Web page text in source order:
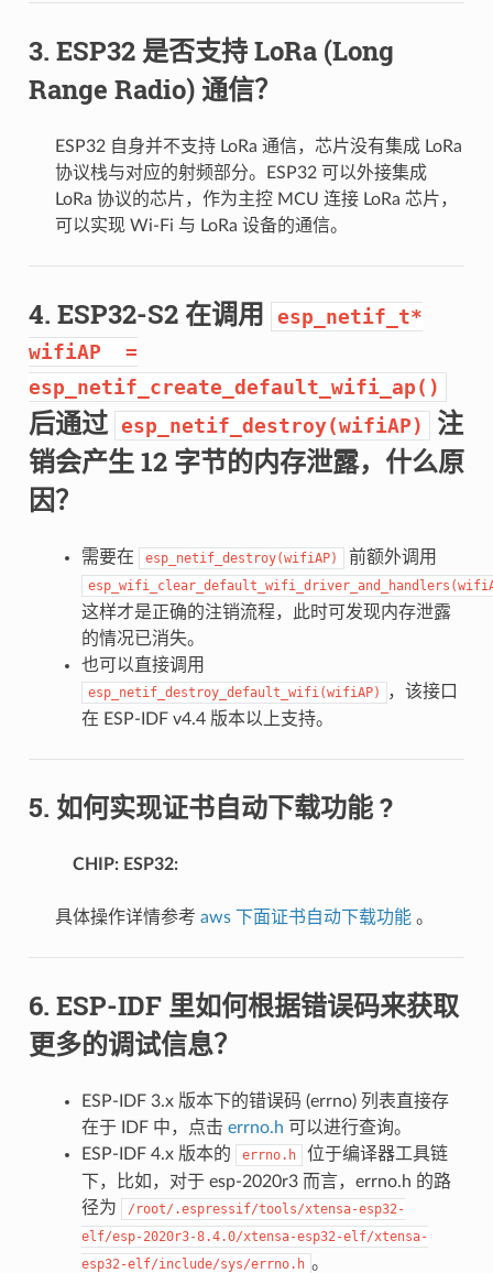
ESP32 是否支持 LoRa (Long
Range Radio) 通信？
ESP32 自身并不支持 LoRa 通信，芯片没有集成 LoRa
协议栈与对应的射频部分。ESP32 可以外接集成
LoRa 协议的芯⽚，作为主控 MCU 连接 LoRa 芯片，
可以实现 Wi-Fi 与 LoRa 设备的通信。
ESP32-S2 在调用
esp_netif_t*
wifiAP
=
esp_netif_create_default_wifi_ap()
后通过 esp_netif_destroy(wifiAP) 注
销会产生 12 字节的内存泄露，什么原
因？
需要在 esp_netif_destroy(wifiAP) 前额外调用
这样才是正确的注销流程，此时可发现内存泄露
的情况已消失。
也可以直接调用
esp_netif_destroy_default_wifi(wifiAP)
，该接口
在 ESP-IDF v4.4 版本以上支持。
如何实现证书自动下载功能 ?
CHIP: ESP32
具体操作详情参考 aws 下面证书自动下载功能。
ESP-IDF 里如何根据错误码来获取
更多的调试信息？
ESP-IDF 3.x 版本下的错误码 (errno) 列表直接存
在于 IDF 中，点击 errno.h 可以进行查询。
ESP-IDF 4.x 版本的
errno.h
位于编译器工具链
下，比如，对于 esp-2020r3 而言，errno.h 的路
径为
/root/.espressif/tools/xtensa-esp32-
elf/esp-2020r3-8.4.0/xtensa-esp32-elf/xtensa-
esp32-elf/include/sys/errno.h 。